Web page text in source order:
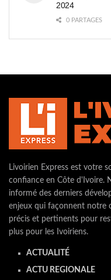
2024
0 PARTAGES
Livoirien Express est votre
confiance en Côte d'Ivoire.
informé des derniers
enjeux qui façonnent notre
précis et pertinents pour
plus pour les Ivoiriens.
ACTUALITÉ
ACTU REGIONALE